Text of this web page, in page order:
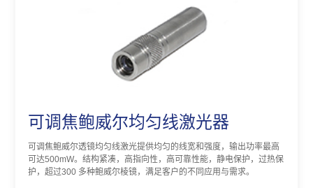
可调焦鲍威尔均匀线激光器
可调焦鲍威尔透镜均匀线激光提供均匀的线宽和强度，输出功率最高
可达500mW。结构紧凑，高指向性，高可靠性能，静电保护，过热保
护，超过300 多种鲍威尔棱镜，满足客户的不同应用与需求。